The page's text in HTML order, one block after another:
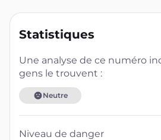
Statistiques
Une analyse de ce numéro
gens le trouvent :
Neutre
Niveau de danger